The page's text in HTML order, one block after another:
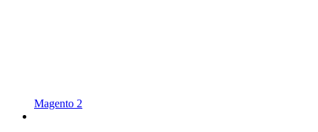
Magento 2